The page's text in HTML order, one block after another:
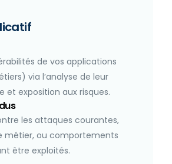
de vos applications
via l’analyse de leur
et exposition aux risques.
les attaques courantes,
métier, ou comportements
être exploités.